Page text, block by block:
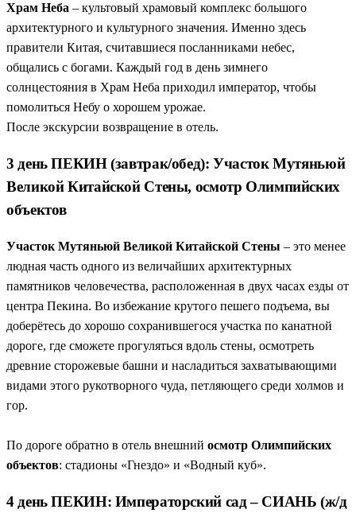
Храм Неба – культовый храмовый комплекс большого
архитектурного и культурного значения. Именно здесь
правители Китая, считавшиеся посланниками небес,
общались с богами. Каждый год в день зимнего
солнцестояния в Храм Неба приходил император, чтобы
помолиться Небу о хорошем урожае.
После экскурсии возвращение в отель.
3 день ПЕКИН (завтрак/обед): Участок Мутяньюй
Великой Китайской Стены, осмотр Олимпийских
объектов
Участок Мутяньюй Великой Китайской Стены – это менее
людная часть одного из величайших архитектурных
памятников человечества, расположенная в двух часах езды от
центра Пекина. Во избежание крутого пешего подъема, вы
доберётесь до хорошо сохранившегося участка по канатной
дороге, где сможете прогуляться вдоль стены, осмотреть
древние сторожевые башни и насладиться захватывающими
видами этого рукотворного чуда, петляющего среди холмов и
гор.
По дороге обратно в отель внешний осмотр Олимпийских
объектов: стадионы «Гнездо» и «Водный куб».
4 день ПЕКИН: Императорский сад – СИАНЬ (ж/д